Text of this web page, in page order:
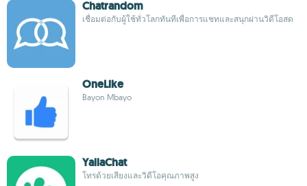
Chatrandom
เชื่อมต่อกับผู้ใช้ทั่วโลกทันทีเพื่อการแชทและสนุกผ่านวิดีโอสด
OneLike
Bayon Mbayo
YallaChat
โทรด้วยเสียงและวิดีโอคุณภาพสูง